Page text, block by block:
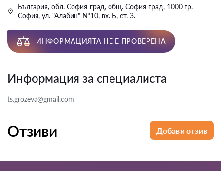
България, обл. София-град, общ. София-град, 1000 гр.
София, ул. "Алабин" №10, вх. Б, ет. 3.
ИНФОРМАЦИЯТА НЕ Е ПРОВЕРЕНА
Информация за специалиста
ts.grozeva@gmail.com
Отзиви Добави отзив